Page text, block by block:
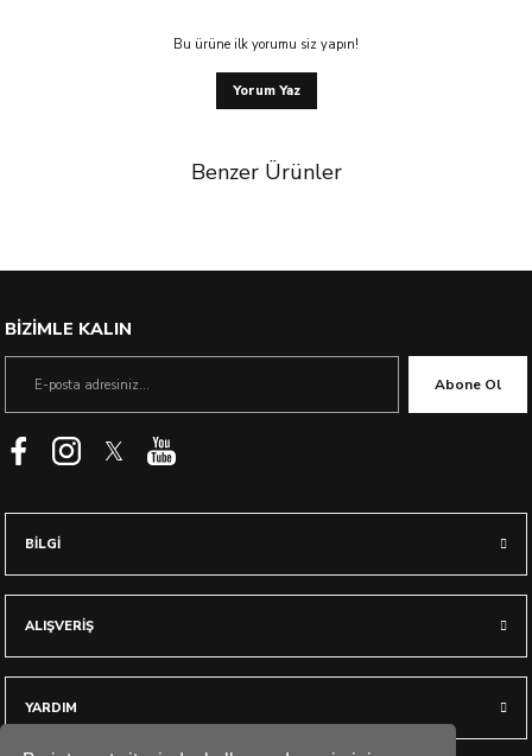
Bu ürüne ilk yorumu siz yapın!
Yorum Yaz
Benzer Ürünler
BİZİMLE KALIN
Abone Ol
BİLGİ
ALIŞVERİŞ
YARDIM